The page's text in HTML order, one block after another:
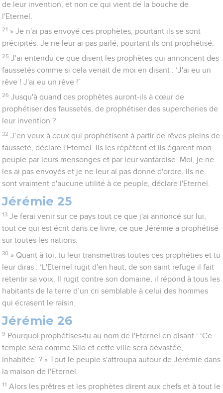
de leur invention, et non ce qui vient de la bouche de
l'Eternel.
21 » Je n'ai pas envoyé ces prophètes, pourtant ils se sont
précipités. Je ne leur ai pas parlé, pourtant ils ont prophétisé.
25 J'ai entendu ce que disent les prophètes qui annoncent des
faussetés comme si cela venait de moi en disant : ‘J'ai eu un
rêve ! J'ai eu un rêve !’
26 Jusqu'à quand ces prophètes auront-ils à cœur de
prophétiser des faussetés, de prophétiser des supercheries de
leur invention ?
32 J’en veux à ceux qui prophétisent à partir de rêves pleins de
fausseté, déclare l'Eternel. Ils les répètent et ils égarent mon
peuple par leurs mensonges et par leur vantardise. Moi, je ne
les ai pas envoyés et je ne leur ai pas donné d'ordre. Ils ne
sont vraiment d'aucune utilité à ce peuple, déclare l'Eternel.
Jérémie 25
13 Je ferai venir sur ce pays tout ce que j'ai annoncé sur lui,
tout ce qui est écrit dans ce livre, ce que Jérémie a prophétisé
sur toutes les nations.
30 » Quant à toi, tu leur transmettras toutes ces prophéties et tu
leur diras : ‘L'Eternel rugit d'en haut, de son saint refuge il fait
retentir sa voix. Il rugit contre son domaine, il répond à tous les
habitants de la terre d’un cri semblable à celui des hommes
qui écrasent le raisin.
Jérémie 26
9 Pourquoi prophétises-tu au nom de l'Eternel en disant : ‘Ce
temple sera comme Silo et cette ville sera dévastée,
inhabitée’ ? » Tout le peuple s'attroupa autour de Jérémie dans
la maison de l'Eternel.
11 Alors les prêtres et les prophètes dirent aux chefs et à tout le